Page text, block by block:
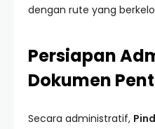
dengan rute yang
Persiapan
Dokumen
Secara administratif,